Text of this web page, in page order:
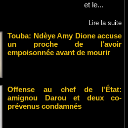
et le...
Lire la suite
Touba: Ndèye Amy Dione accuse
un proche de l’avoir
empoisonnée avant de mourir
Offense au chef de l'État:
amignou Darou et deux co-
prévenus condamnés